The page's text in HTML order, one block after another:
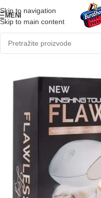
Skip to navigation
Skip to main content
MENI